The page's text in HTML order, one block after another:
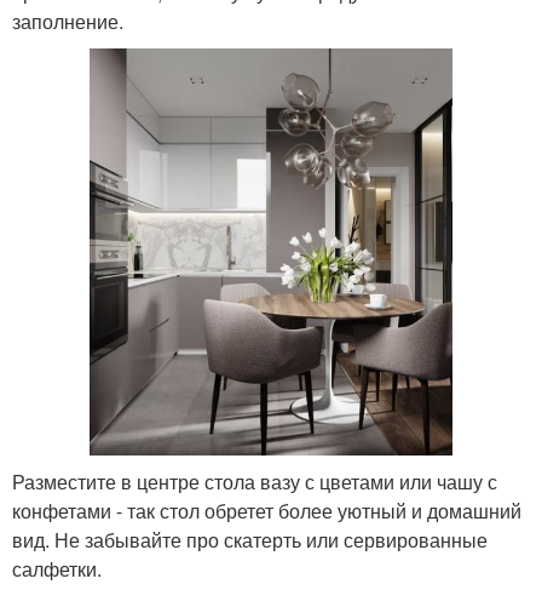
заполнение.
Разместите в центре стола вазу с цветами или чашу с
конфетами - так стол обретет более уютный и домашний
вид. Не забывайте про скатерть или сервированные
салфетки.